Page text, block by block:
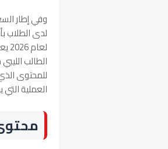
وفي إطار
لدى الطلاب
الطالب
للمحتوى
العملية